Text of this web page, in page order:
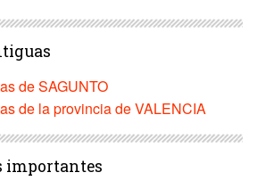
de SAGUNTO
de la provincia de VALENCIA
importantes